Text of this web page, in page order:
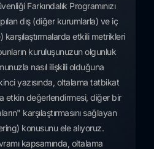
Farkındalık Programınızı
dış (diğer kurumlarla) ve iç
etkili metrikleri
kuruluşunuzun olgunluk
nasıl ilişkili olduğuna
yazısında, oltalama tatbikat
etkin değerlendirmesi, diğer bir
karşılaştırmasını sağlayan
konusunu ele alıyoruz.
kapsamında, oltalama